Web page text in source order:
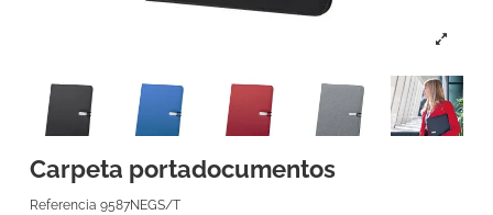
Carpeta portadocumentos
Referencia 9587NEGS/T